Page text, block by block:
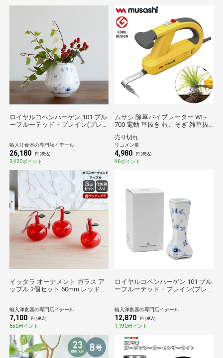
ロイヤルコペンハーゲン 101 ブル
ーフルーテッド・プレイン(プレ
Plain 花瓶 フラワーベース ギフ
ト 101 681 結婚祝い プレゼント
贈り物
輸入洋食器の専門店イデール
26,180 円 (税込)
2,420ポイント
ムサシ 除草バイブレーター WE-
700 電動 草抜き 根こそぎ 雑草抜
草 ガーデニング 園芸
musashi【送料無料】
売り切れ
リコメン堂
4,980 円 (税込)
46ポイント
イッタラ オーナメント ガラス ア
ップル 3個セット 60mm レッド
輸入洋食器の専門店イデール
7,100 円 (税込)
650ポイント
ロイヤルコペンハーゲン 101 ブル
ーフルーテッド・プレイン(プレ
Blue Fluted Plain 花瓶 フラワーベ
ース ギフト 101 676 結婚祝い プ
レゼント 贈り物
輸入洋食器の専門店イデール
12,870 円 (税込)
1,190ポイント